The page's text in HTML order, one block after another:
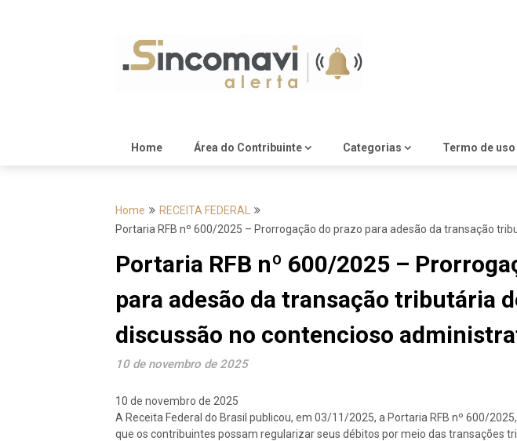
Home Área do Contribuinte Categorias Termo de uso
Home
RECEITA FEDERAL
Portaria RFB nº 600/2025 – Prorrogação do prazo para adesão da transação
Portaria RFB nº 600/2025 –
para adesão da transação tributária
discussão no contencioso
10 de novembro de 2025
10 de novembro de 2025
A Receita Federal do Brasil publicou, em 03/11/2025, a Portaria RFB nº 600/
que os contribuintes possam regularizar seus débitos por meio das transações